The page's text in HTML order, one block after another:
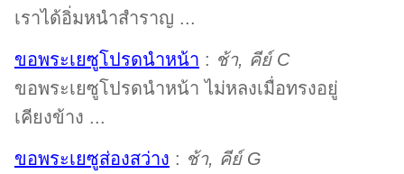
เราได้อิ่มหนำสำราญ ...
ขอพระเยซูโปรดนำหน้า : ช้า, คีย์ C
ขอพระเยซูโปรดนำหน้า ไม่หลงเมื่อทรงอยู่
เคียงข้าง ...
ขอพระเยซูส่องสว่าง : ช้า, คีย์ G